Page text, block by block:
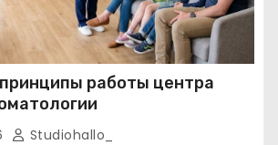
работы центра
Studiohallo_